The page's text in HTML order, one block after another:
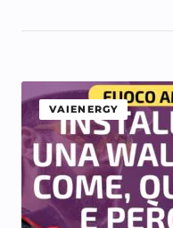
VAIENERGY